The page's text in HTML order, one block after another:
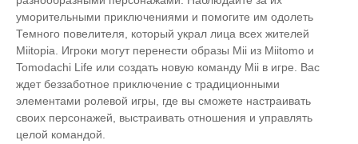
уморительными приключениями и помогите им одолеть
Темного повелителя, который украл лица всех жителей
Miitopia. Игроки могут перенести образы Mii из Miitomo и
Tomodachi Life или создать новую команду Mii в игре. Вас
ждет беззаботное приключение с традиционными
элементами ролевой игры, где вы сможете настраивать
своих персонажей, выстраивать отношения и управлять
целой командой.